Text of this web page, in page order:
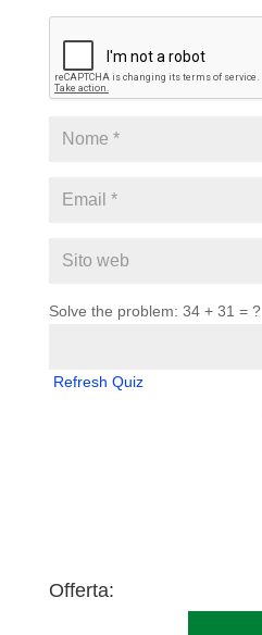
Solve the problem: 34 + 31 = ?
Refresh Quiz
Offerta: